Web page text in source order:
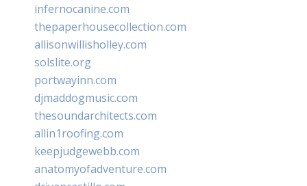
infernocanine.com
thepaperhousecollection.com
allisonwillisholley.com
solslite.org
portwayinn.com
djmaddogmusic.com
thesoundarchitects.com
allin1roofing.com
keepjudgewebb.com
anatomyofadventure.com